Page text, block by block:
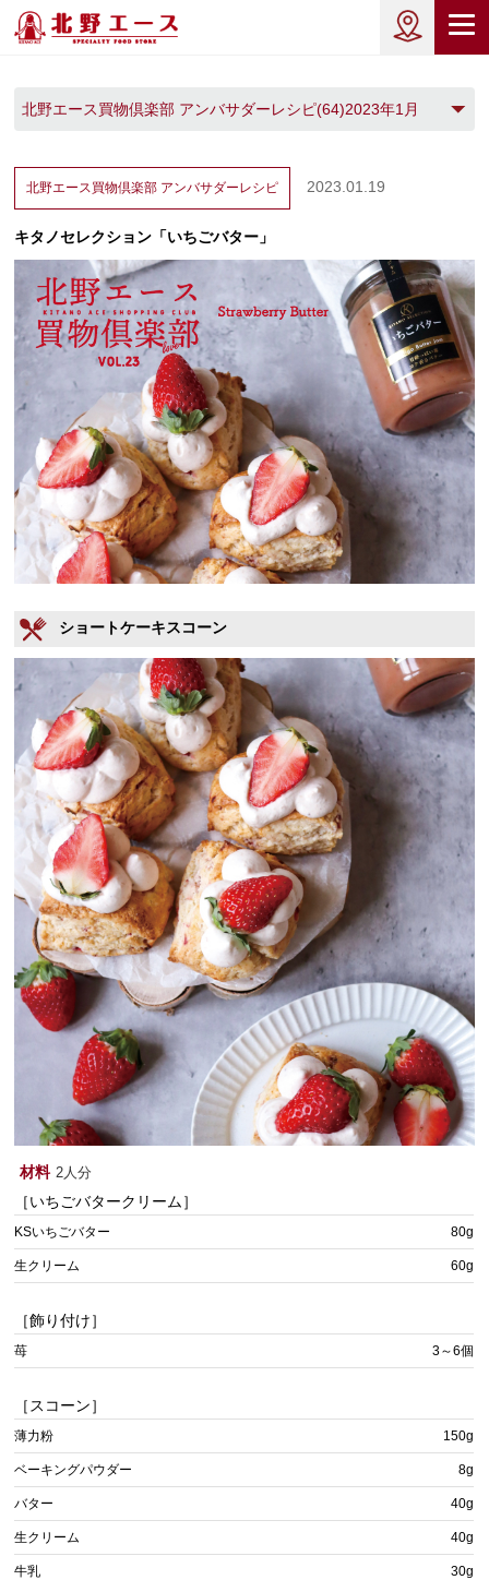
北野エース買物倶楽部 アンバサダーレシピ(64)2023年1月
北野エース買物倶楽部 アンバサダーレシピ 2023.01.19
キタノセレクション「いちごバター」
ショートケーキスコーン
材料 2人分
［いちごバタークリーム］
KSいちごバター 80g
生クリーム 60g
［飾り付け］
苺 3～6個
［スコーン］
薄力粉 150g
ベーキングパウダー 8g
バター 40g
生クリーム 40g
牛乳 30g